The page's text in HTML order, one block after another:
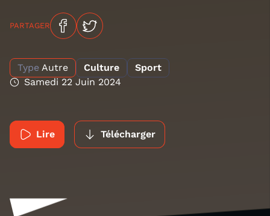
PARTAGER
Type Autre Culture
Sport
Samedi 22 Juin 2024
Lire Télécharger